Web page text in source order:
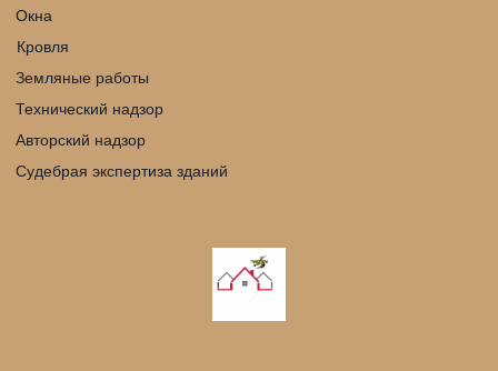
Окна
Кровля
Земляные работы
Технический надзор
Авторский надзор
Судебрая экспертиза зданий